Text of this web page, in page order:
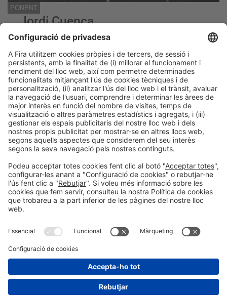
PONENT
Jordi Cuenca
Informació generalAvís legalPolítica de privacitat
Política de cookies
#PISCINABARCELONA
© 2024 Fira de Barcelona
Instagram?